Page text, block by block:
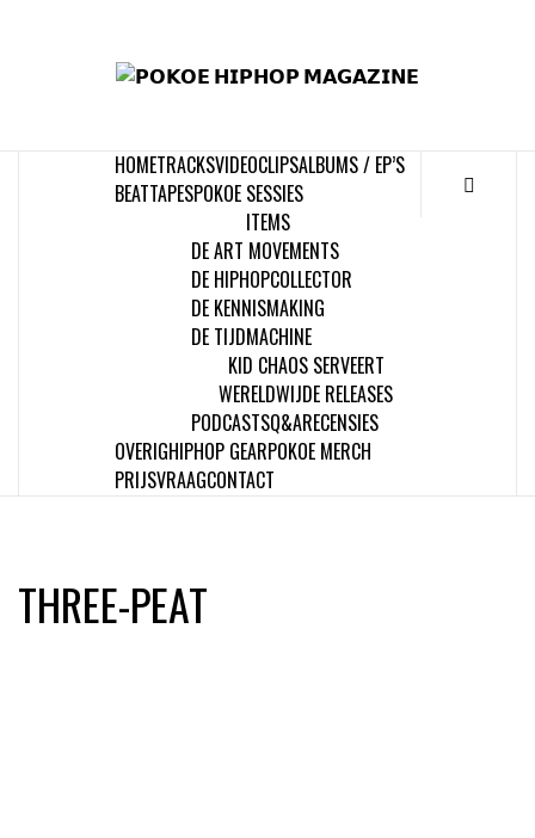
HOMETRACKSVIDEOCLIPSALBUMS / EP’S
BEATTAPESPOKOE SESSIES
ITEMS
DE ART MOVEMENTS
DE HIPHOPCOLLECTOR
DE KENNISMAKING
DE TIJDMACHINE
KID CHAOS SERVEERT
WERELDWIJDE RELEASES
PODCASTSQ&ARECENSIES
OVERIGHIPHOP GEARPOKOE MERCH
PRIJSVRAAGCONTACT
THREE-​PEAT